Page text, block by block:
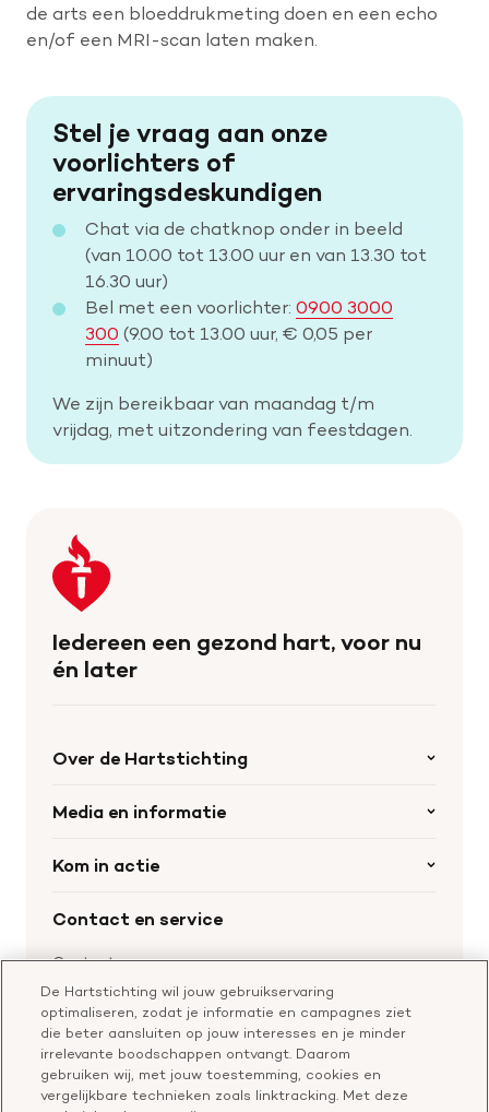
de arts een bloeddrukmeting doen en een echo
en/of een MRI-scan laten maken.
Stel je vraag aan onze
voorlichters of
ervaringsdeskundigen
Chat via de chatknop onder in beeld
(van 10.00 tot 13.00 uur en van 13.30 tot
16.30 uur)
Bel met een voorlichter: 0900 3000
300 (9.00 tot 13.00 uur, € 0,05 per
minuut)
We zijn bereikbaar van maandag t/m
vrijdag, met uitzondering van feestdagen.
Keer
terug
naar
homepage
Iedereen een gezond hart, voor nu
én later
Over de Hartstichting
Organisatie
Werken bij de Hartstichting
Media en informatie
Nieuws
Materialen bestellen
Aanmelden nieuwsbrief
Kom in actie
Word collectant
Leer reanimeren
Geef ter nagedachtenis
Start een actie
Contact en service
Contactgegevens
Bel of chat met een voorlichter
Vragen over donateurschap
Klachtenformulier
Check je gesprek
De Hartstichting wil jouw gebruikservaring
optimaliseren, zodat je informatie en campagnes ziet
die beter aansluiten op jouw interesses en je minder
irrelevante boodschappen ontvangt. Daarom
gebruiken wij, met jouw toestemming, cookies en
vergelijkbare technieken zoals linktracking. Met deze